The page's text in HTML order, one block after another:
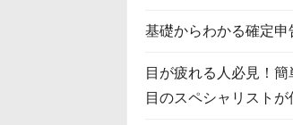
基礎からわかる確定申
目が疲れる人必見！
目のスペシャリスト